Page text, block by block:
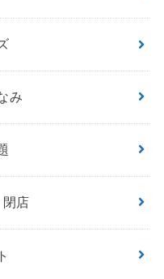
み
店